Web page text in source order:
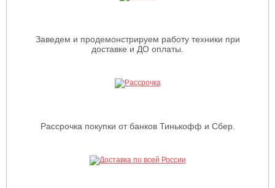
Заведем и продемонстрируем работу техники при
доставке и ДО оплаты.
Рассрочка покупки от банков Тинькофф и Сбер.